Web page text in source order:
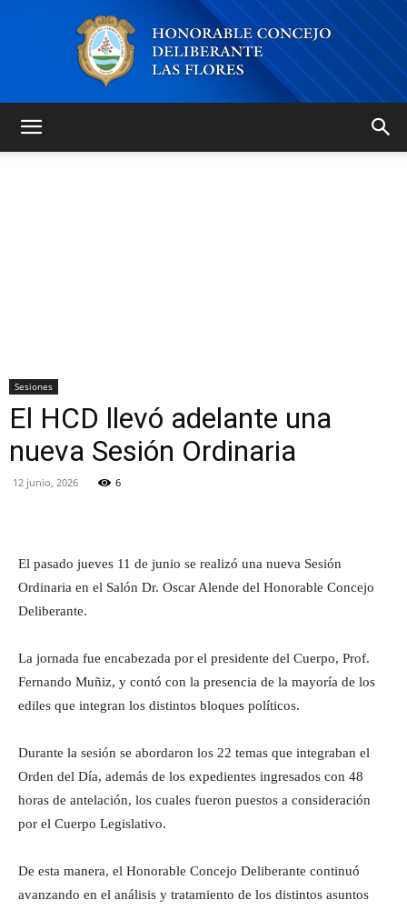
Sesiones
El HCD llevó adelante una
nueva Sesión Ordinaria
12 junio, 2026
6
El pasado jueves 11 de junio se realizó una nueva Sesión
Ordinaria en el Salón Dr. Oscar Alende del Honorable Concejo
Deliberante.
La jornada fue encabezada por el presidente del Cuerpo, Prof.
Fernando Muñiz, y contó con la presencia de la mayoría de los
ediles que integran los distintos bloques políticos.
Durante la sesión se abordaron los 22 temas que integraban el
Orden del Día, además de los expedientes ingresados con 48
horas de antelación, los cuales fueron puestos a consideración
por el Cuerpo Legislativo.
De esta manera, el Honorable Concejo Deliberante continuó
avanzando en el análisis y tratamiento de los distintos asuntos